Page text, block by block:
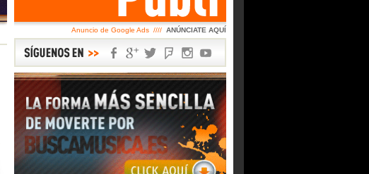
Anuncio de Google Ads //// ANÚNCIATE AQUÍ